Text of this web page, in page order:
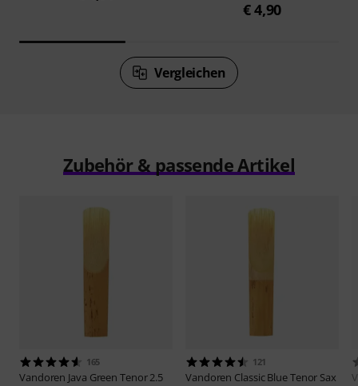
€ 4,90
Vergleichen
Zubehör & passende Artikel
165
Vandoren Java Green Tenor 2.5
121
Vandoren Classic Blue Tenor Sax